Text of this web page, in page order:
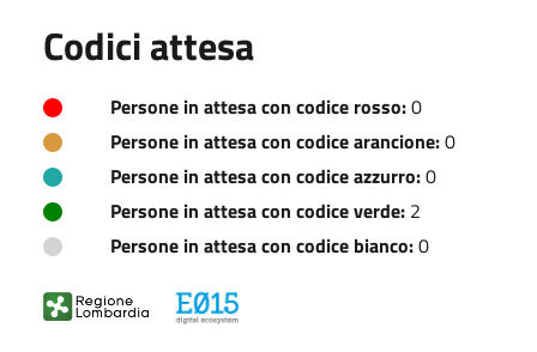
Codici attesa
Persone in attesa con codice rosso:0
Persone in attesa con codice arancione:0
Persone in attesa con codice azzurro:0
Persone in attesa con codice verde: 2
Persone in attesa con codice bianco:0